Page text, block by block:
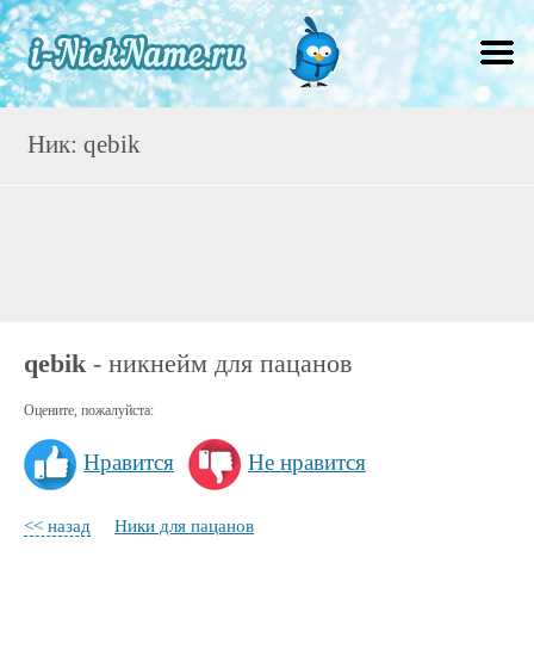
Ник: qebik
qebik- никнейм для пацанов
Оцените, пожалуйста:
Нравится Не нравится
<< назад Ники для пацанов